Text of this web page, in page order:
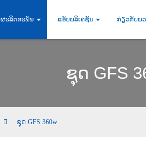
ຜະລິດຕະພັນ ແອັບພລິເຄຊັນ ກ່ຽວກັບພວ
ຊຸດ GFS
ຊຸດ GFS 360w